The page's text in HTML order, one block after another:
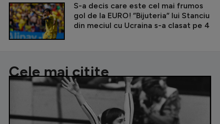
S-a decis care este cel mai frumos
gol de la EURO! ”Bijuteria” lui Stanciu
din meciul cu Ucraina s-a clasat pe 4
Cele mai citite